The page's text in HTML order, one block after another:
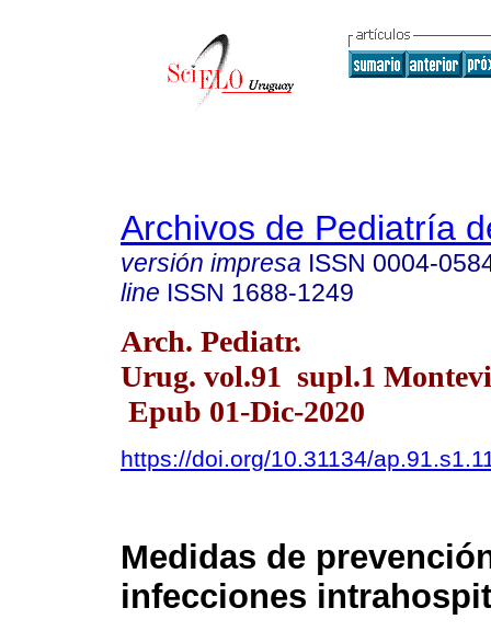
Archivos de Pediatría
versión impresa ISSN 0004-
line ISSN 1688-1249
Arch. Pediatr.
Urug. vol.91 supl.1
Epub 01-Dic-2020
https://doi.org/10.31134/
Medidas de
infecciones